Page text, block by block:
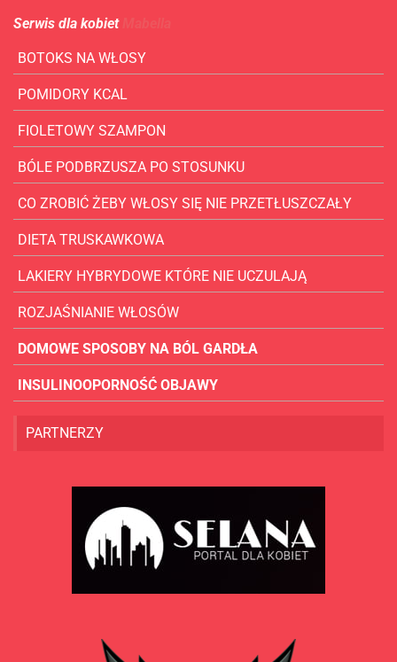
Serwis dla kobiet
BOTOKS NA WŁOSY
POMIDORY KCAL
FIOLETOWY SZAMPON
BÓLE PODBRZUSZA PO STOSUNKU
CO ZROBIĆ ŻEBY WŁOSY SIĘ NIE PRZETŁUSZCZAŁY
DIETA TRUSKAWKOWA
LAKIERY HYBRYDOWE KTÓRE NIE UCZULAJĄ
ROZJAŚNIANIE WŁOSÓW
DOMOWE SPOSOBY NA BÓL GARDŁA
INSULINOOPORNOŚĆ OBJAWY
PARTNERZY